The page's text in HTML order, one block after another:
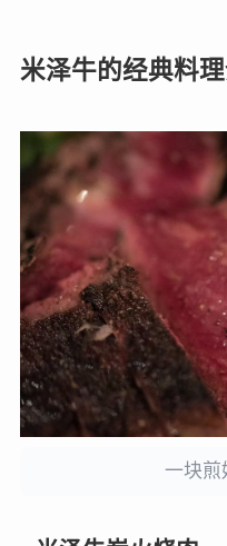
米泽牛的经典料
一块煎